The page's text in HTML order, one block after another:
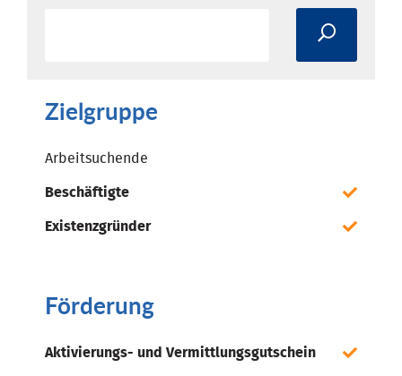
Zielgruppe
Arbeitsuchende
Beschäftigte
Existenzgründer
Förderung
Aktivierungs- und Vermittlungsgutschein